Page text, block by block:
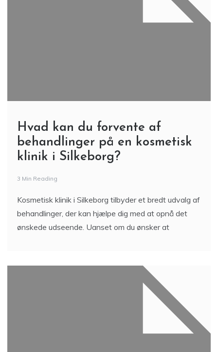
Hvad kan du forvente af
behandlinger på en kosmetisk
klinik i Silkeborg?
3 Min Reading
Kosmetisk klinik i Silkeborg tilbyder et bredt udvalg af
behandlinger, der kan hjælpe dig med at opnå det
ønskede udseende. Uanset om du ønsker at